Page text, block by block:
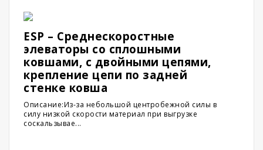
ESP – Среднескоростные
элеваторы со сплошными
ковшами, с двойными цепями,
крепление цепи по задней
стенке ковша
Описание:Из-за небольшой центробежной силы в
силу низкой скорости материал при выгрузке
соскальзывае...